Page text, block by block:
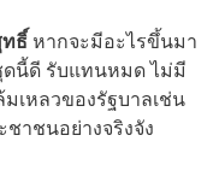
ธิ์ หากจะมีอะไรขึ้นมา
ดนี้ดี รับแทนหมด ไม่มี
เหลวของรัฐบาลเช่น
าชนอย่างจริงจัง